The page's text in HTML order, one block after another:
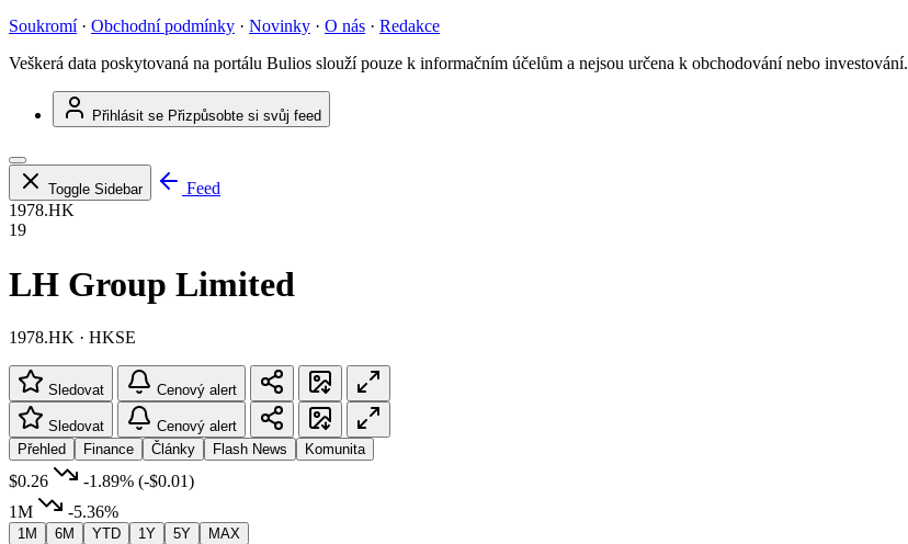
Soukromí · Obchodní podmínky · Novinky · O nás · Redakce
Veškerá data poskytovaná na portálu Bulios slouží pouze k informačním účelům a nejsou určena k obchodování nebo investování.
Přihlásit se Přizpůsobte si svůj feed
Toggle Sidebar
Feed
1978.HK
19
LH Group Limited
1978.HK · HKSE
Sledovat Cenový alert
Sledovat
Cenový alert
Přehled
Finance Články Flash News Komunita
$0.26 -1.89% (-$0.01)
1M
-5.36%
1M 6M YTD 1Y 5Y MAX